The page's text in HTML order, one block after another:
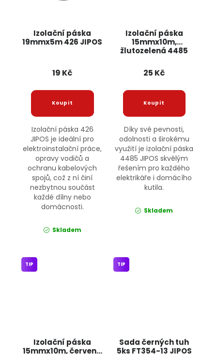
Izolační páska
19mmx5m 426 JIPOS
19 Kč
Izolační páska 426
JIPOS je ideální pro
elektroinstalační práce,
opravy vodičů a
ochranu kabelových
spojů, což z ní činí
nezbytnou součást
každé dílny nebo
domácnosti.
Skladem
Izolační páska
15mmx10m,
žlutozelená 4485
25 Kč
Díky své pevnosti,
odolnosti a širokému
využití je izolační páska
4485 JIPOS skvělým
řešením pro každého
elektrikáře i domácího
kutila.
Skladem
Izolační páska
15mmx10m, červená
TIP
Sada černých tuh
5ks FT354-13 JIPOS
TIP